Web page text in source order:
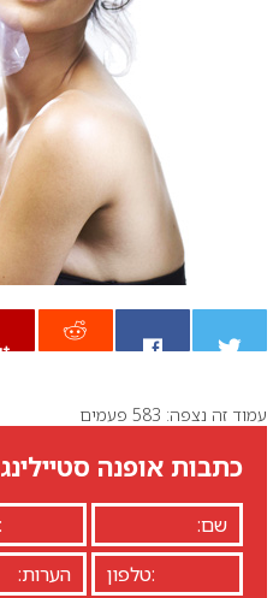
0
עמוד זה נצפה: 583 פעמים
כתבות אופנה סטיילינג